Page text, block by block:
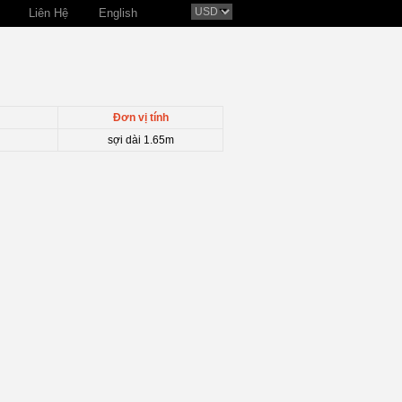
Liên Hệ English
Đơn vị tính
sợi dài 1.65m